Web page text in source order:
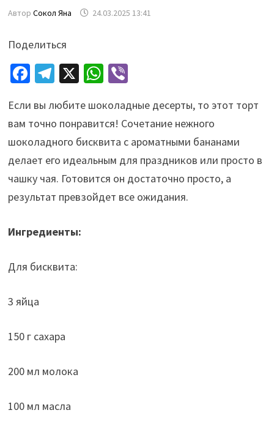
Автор Сокол Яна 24.03.2025 13:41
Поделиться
Fa
b
o
o
k
Te
gr
a
m
X W
at
sA
p
p
Vi
er
Если вы любите шоколадные десерты, то этот торт
вам точно понравится! Сочетание нежного
шоколадного бисквита с ароматными бананами
делает его идеальным для праздников или просто в
чашку чая. Готовится он достаточно просто, а
результат превзойдет все ожидания.
Ингредиенты:
Для бисквита:
3 яйца
150 г сахара
200 мл молока
100 мл масла